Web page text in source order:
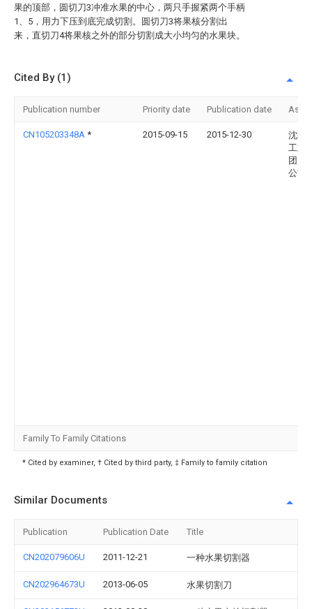
果的顶部，圆切刀3冲准水果的中心，两只手握紧两个手柄
1、5，用力下压到底完成切割。圆切刀3将果核分割出
来，直切刀4将果核之外的部分切割成大小均匀的水果块。
Cited By (1)
Publication number Priority date Publication date
CN105203348A * 2015-09-15 2015-12-30
沈阳
工业
团）
公司
Family To Family Citations
* Cited by examiner, † Cited by third party, ‡ Family to family citation
Similar Documents
Publication Publication Date Title
CN202079606U 2011-12-21 一种水果切割器
CN202964673U 2013-06-05 水果切割刀